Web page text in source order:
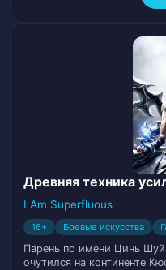
Глава 29. Один
Глава 30.
Глава 31. Дух
33 Глава 32.
34 Глава 33.
Древняя техника
I Am Superfluous
16+ Боевые искусства
Парень по имени Цинь
очутился на континенте